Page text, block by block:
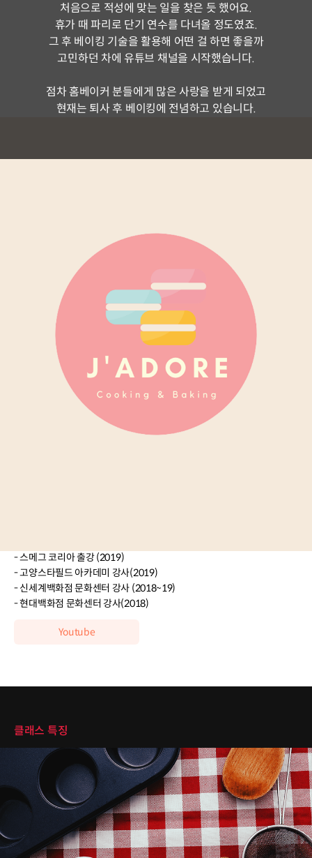
처음으로 적성에 맞는 일을 찾은 듯 했어요.
휴가 때 파리로 단기 연수를 다녀올 정도였죠.
그 후 베이킹 기술을 활용해 어떤 걸 하면 좋을까
고민하던 차에 유튜브 채널을 시작했습니다.
점차 홈베이커 분들에게 많은 사랑을 받게 되었고
현재는 퇴사 후 베이킹에 전념하고 있습니다.
디저트 크리에이터 자도르
현) 유튜브 채널
- 샌드박스 네트워크 소속
이력 및 경력
- 프랑스 에꼴 벨루에 꽁쎄이 연수 (2018)
- 스메그 코리아 출강 (2019)
- 고양스타필드 아카데미 강사(2019)
- 신세계백화점 문화센터 강사 (2018~19)
- 현대백화점 문화센터 강사(2018)
Youtube
클래스 특징